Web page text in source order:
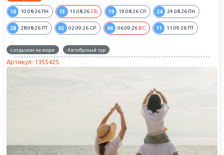
10 10.08.26 ПН. 15 15.08.26 СБ. 19 19.08.26 СР. 24 24.08.26 ПН.
28 28.08.26 ПТ. 02 02.09.26 СР. 06 06.09.26 ВС. 11 11.09.26 ПТ.
с отдыхом на море Автобусный тур
Артикул: 1355425